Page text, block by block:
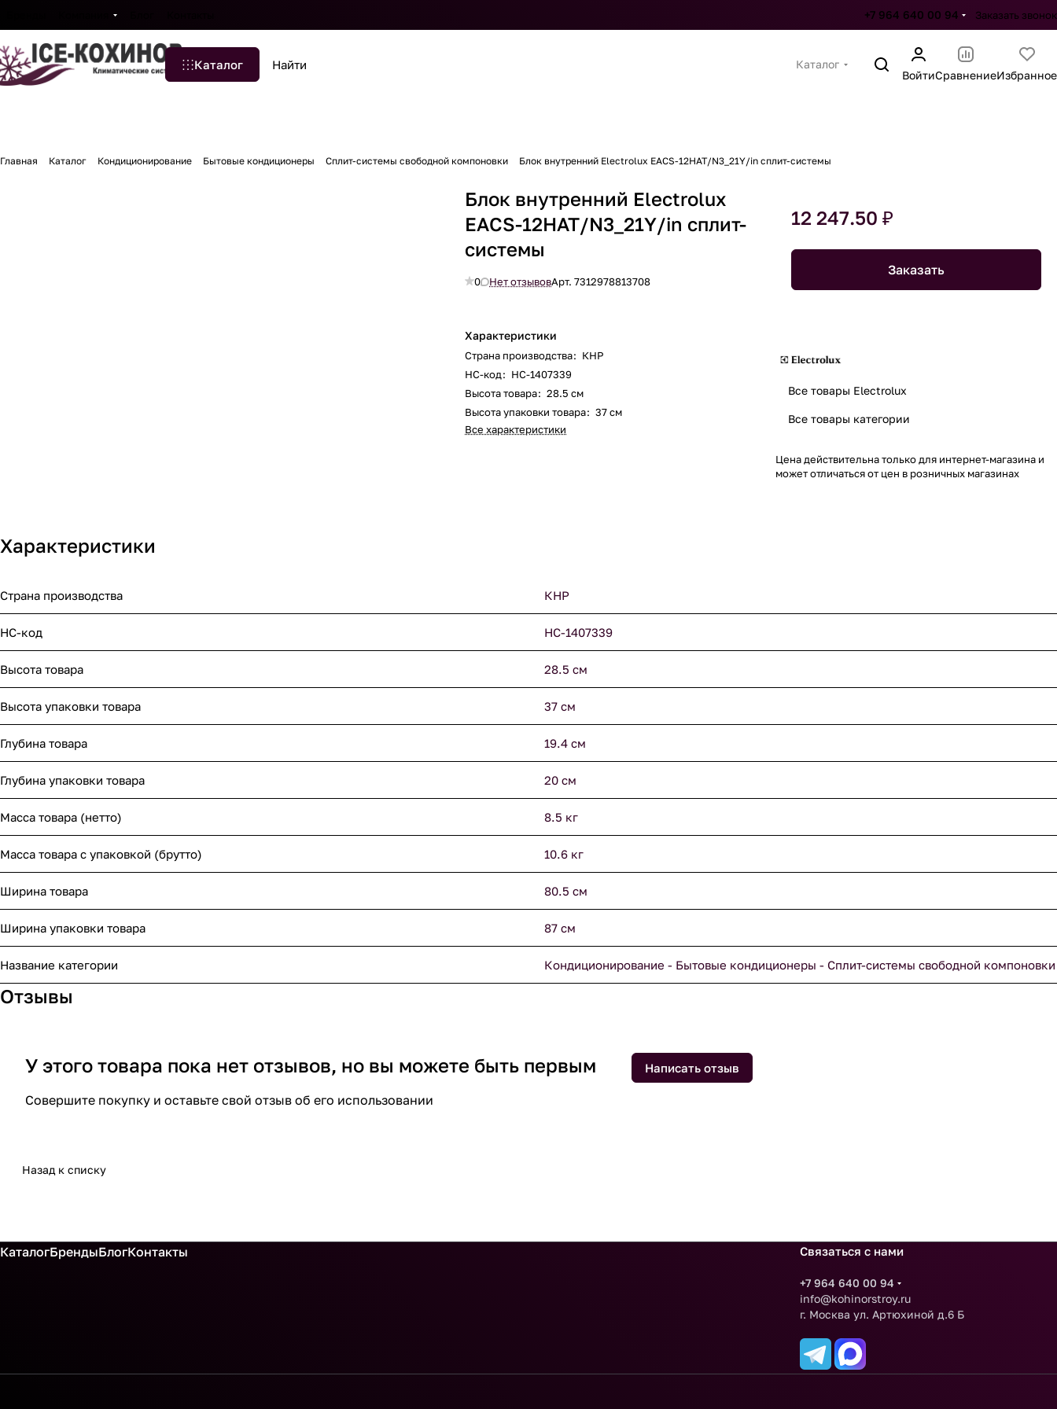
+7 964 640 00 94 Заказать звонок
Каталог
Каталог
ВойтиСравнениеИзбранное
Главная Каталог Кондиционирование Бытовые кондиционеры Сплит-системы свободной компоновки Блок внутренний Electrolux EACS-12HAT/N3_21Y/in сплит-системы
Блок внутренний Electrolux
EACS-12HAT/N3_21Y/in сплит-
системы
0 Нет отзывовАрт.7312978813708
Характеристики
Страна производства: КНР
НС-код: НС-1407339
Высота товара: 28.5 см
Высота упаковки товара: 37 см
Все характеристики
12 247.50 ₽
Заказать
Все товары Electrolux
Все товары категории
Цена действительна только для интернет-магазина и
может отличаться от цен в розничных магазинах
Характеристики
Страна производства КНР
НС-код НС-1407339
Высота товара 28.5 см
Высота упаковки товара 37 см
Глубина товара 19.4 см
Глубина упаковки товара 20 см
Масса товара (нетто) 8.5 кг
Масса товара с упаковкой (брутто) 10.6 кг
Ширина товара 80.5 см
Ширина упаковки товара 87 см
Название категории Кондиционирование - Бытовые кондиционеры - Сплит-системы свободной компоновки
Отзывы
У этого товара пока нет отзывов, но вы можете быть первым
Совершите покупку и оставьте свой отзыв об его использовании
Написать отзыв
Назад к списку
КаталогБрендыБлогКонтакты Связаться с нами
+7 964 640 00 94
info@kohinorstroy.ru
г. Москва ул. Артюхиной д.6 Б